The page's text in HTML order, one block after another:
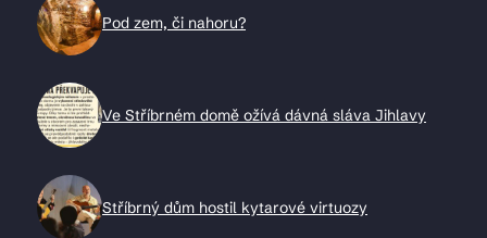
Pod zem, či nahoru?
Ve Stříbrném domě ožívá dávná sláva Jihlavy
Stříbrný dům hostil kytarové virtuozy